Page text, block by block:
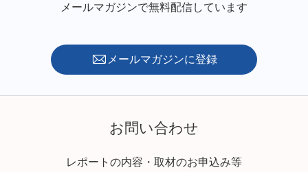
メールマガジンで無料配信しています
メールマガジンに登録
お問い合わせ
レポートの内容・取材のお申込み等